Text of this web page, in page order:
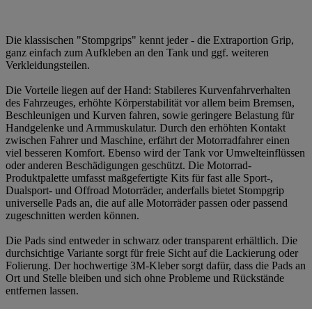
Die klassischen "Stompgrips" kennt jeder - die Extraportion Grip,
ganz einfach zum Aufkleben an den Tank und ggf. weiteren
Verkleidungsteilen.
Die Vorteile liegen auf der Hand: Stabileres Kurvenfahrverhalten
des Fahrzeuges, erhöhte Körperstabilität vor allem beim Bremsen,
Beschleunigen und Kurven fahren, sowie geringere Belastung für
Handgelenke und Armmuskulatur. Durch den erhöhten Kontakt
zwischen Fahrer und Maschine, erfährt der Motorradfahrer einen
viel besseren Komfort. Ebenso wird der Tank vor Umwelteinflüssen
oder anderen Beschädigungen geschützt. Die Motorrad-
Produktpalette umfasst maßgefertigte Kits für fast alle Sport-,
Dualsport- und Offroad Motorräder, anderfalls bietet Stompgrip
universelle Pads an, die auf alle Motorräder passen oder passend
zugeschnitten werden können.
Die Pads sind entweder in schwarz oder transparent erhältlich. Die
durchsichtige Variante sorgt für freie Sicht auf die Lackierung oder
Folierung. Der hochwertige 3M-Kleber sorgt dafür, dass die Pads an
Ort und Stelle bleiben und sich ohne Probleme und Rückstände
entfernen lassen.